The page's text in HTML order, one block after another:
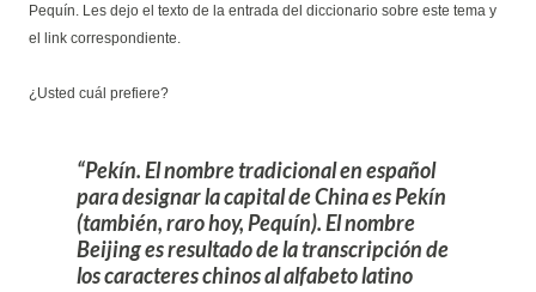
Pequín. Les dejo el texto de la entrada del diccionario sobre este tema y
el link correspondiente.
¿Usted cuál prefiere?
Pekín. El nombre tradicional en español
para designar la capital de China es Pekín
(también, raro hoy, Pequín). El nombre
Beijing es resultado de la transcripción de
los caracteres chinos al alfabeto latino